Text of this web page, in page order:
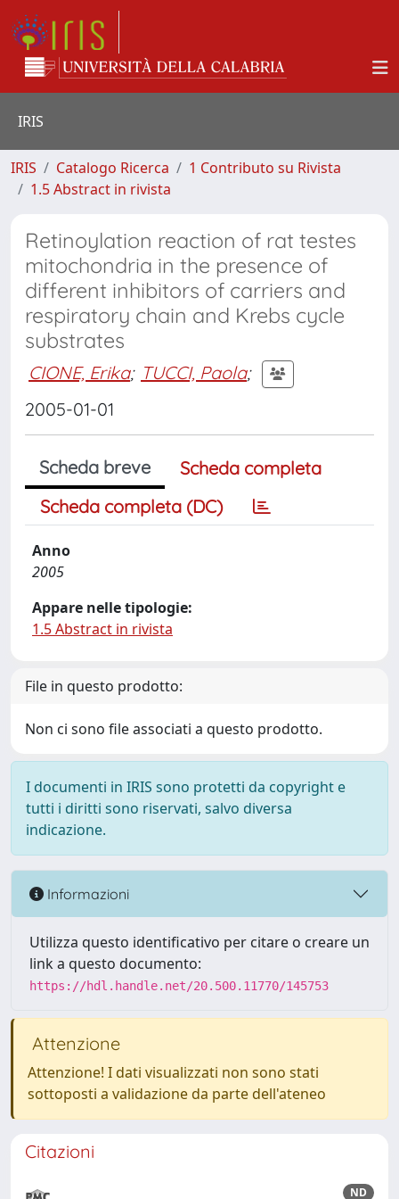
IRIS
IRIS Catalogo Ricerca
1 Contributo su Rivista
1.5 Abstract in rivista
Retinoylation reaction of rat testes
mitochondria in the presence of
different inhibitors of carriers and
respiratory chain and Krebs cycle
substrates
CIONE, Erika; TUCCI, Paola;
2005-01-01
Scheda breve
Scheda completa
Scheda completa (DC)
Anno
2005
Appare nelle tipologie:
1.5 Abstract in rivista
File in questo prodotto:
Non ci sono file associati a questo prodotto.
I documenti in IRIS sono protetti da copyright e
tutti i diritti sono riservati, salvo diversa
indicazione.
Informazioni
Utilizza questo identificativo per citare o creare un
link a questo documento:
https://hdl.handle.net/20.500.11770/145753
Attenzione
Attenzione! I dati visualizzati non sono stati
sottoposti a validazione da parte dell'ateneo
Citazioni
ND